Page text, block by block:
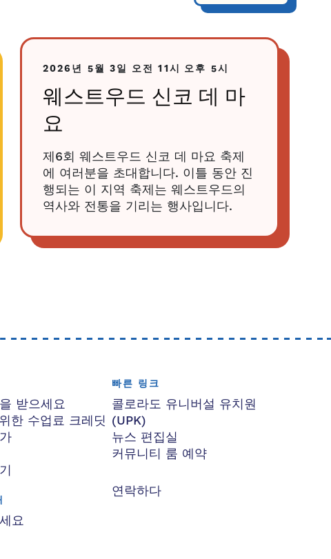
2026년 5월 3일 오전 11시 오후 5시
웨스트우드 신코 데 마
요
제6회 웨스트우드 신코 데 마요 축제
에 여러분을 초대합니다. 이틀 동안 진
행되는 이 지역 축제는 웨스트우드의
역사와 전통을 기리는 행사입니다.
받으세요
한 수업료 크레딧
요
빠른 링크
콜로라도 유니버설 유치원
(UPK)
뉴스 편집실
커뮤니티 룸 예약
연락하다